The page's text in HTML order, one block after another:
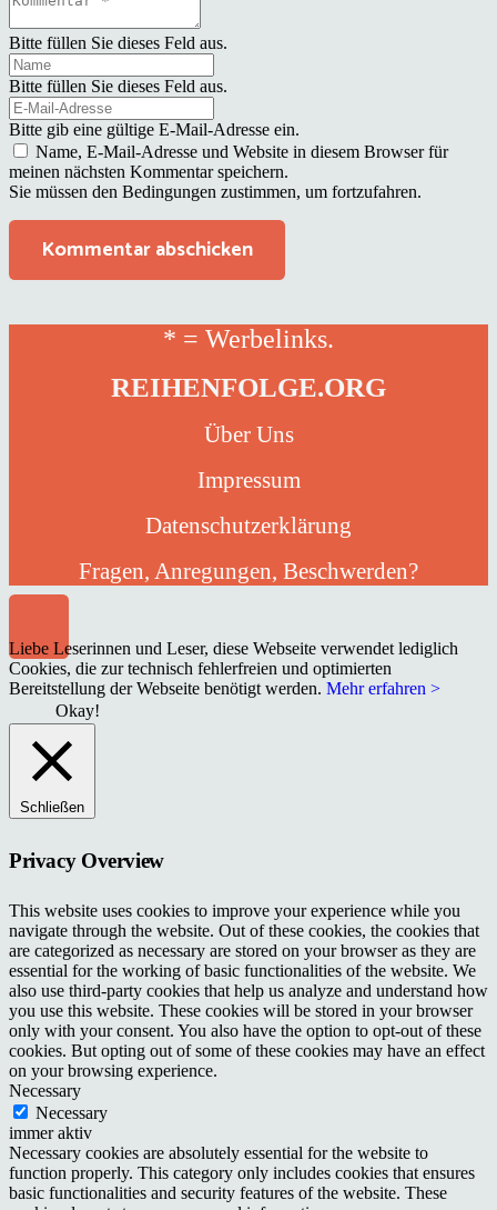
Bitte füllen Sie dieses Feld aus.
Bitte füllen Sie dieses Feld aus.
Bitte gib eine gültige E-Mail-Adresse ein.
Name, E-Mail-Adresse und Website in diesem Browser für
meinen nächsten Kommentar speichern.
Sie müssen den Bedingungen zustimmen, um fortzufahren.
Kommentar abschicken
* = Werbelinks.
REIHENFOLGE.ORG
Über Uns
Impressum
Datenschutzerklärung
Fragen, Anregungen, Beschwerden?
Liebe Leserinnen und Leser, diese Webseite verwendet lediglich
Cookies, die zur technisch fehlerfreien und optimierten
Bereitstellung der Webseite benötigt werden. Mehr erfahren >
Okay!
Schließen
Privacy Overview
This website uses cookies to improve your experience while you
navigate through the website. Out of these cookies, the cookies that
are categorized as necessary are stored on your browser as they are
essential for the working of basic functionalities of the website. We
also use third-party cookies that help us analyze and understand how
you use this website. These cookies will be stored in your browser
only with your consent. You also have the option to opt-out of these
cookies. But opting out of some of these cookies may have an effect
on your browsing experience.
Necessary
Necessary
immer aktiv
Necessary cookies are absolutely essential for the website to
function properly. This category only includes cookies that ensures
basic functionalities and security features of the website. These